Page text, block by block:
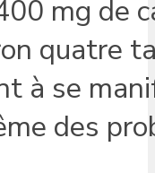
mg de
quatre
à se
des